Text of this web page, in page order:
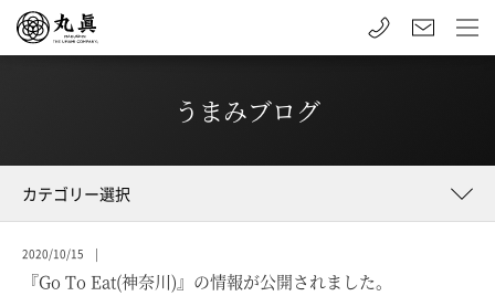
うまみブログ
2020/10/15 |
『Go To Eat(神奈川)』の情報が公開されました。